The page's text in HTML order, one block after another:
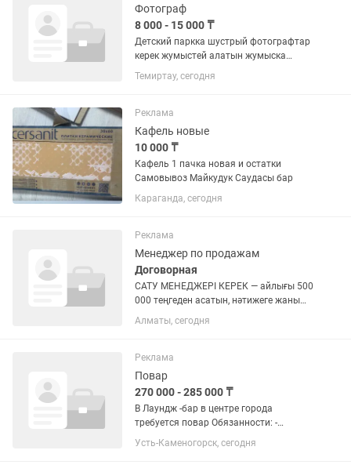
Фотограф
8 000 - 15 000 ₸
Детский паркка шустрый фотографтар
керек жумыстей алатын жумыска
кулшынысы бар балдар керек
кишкентай балдарды фотога тусирип
продажага жаксы балдар кыздар керек
❗️❗️❗️зп...
Темиртау, сегодня
Реклама
Кафель новые
10 000 ₸
Кафель 1 пачка новая и остатки
Самовывоз Майкудук Саудасы бар
Караганда, сегодня
Реклама
Менеджер по продажам
Договорная
САТУ МЕНЕДЖЕРІ КЕРЕК — айлығы 500
000 теңгеден асатын, нәтижеге жаны
құмар маман іздейміз БАД
(биологиялық белсенді қоспалар)
дайын лидтер болады — таргет пен...
Алматы, сегодня
Реклама
Повар
270 000 - 285 000 ₸
В Лаундж -бар в центре города
требуется повар Обязанности: -
Приготовление блюд - Соблюдение
стандартов качества и санитарных
Усть-Каменогорск, сегодня